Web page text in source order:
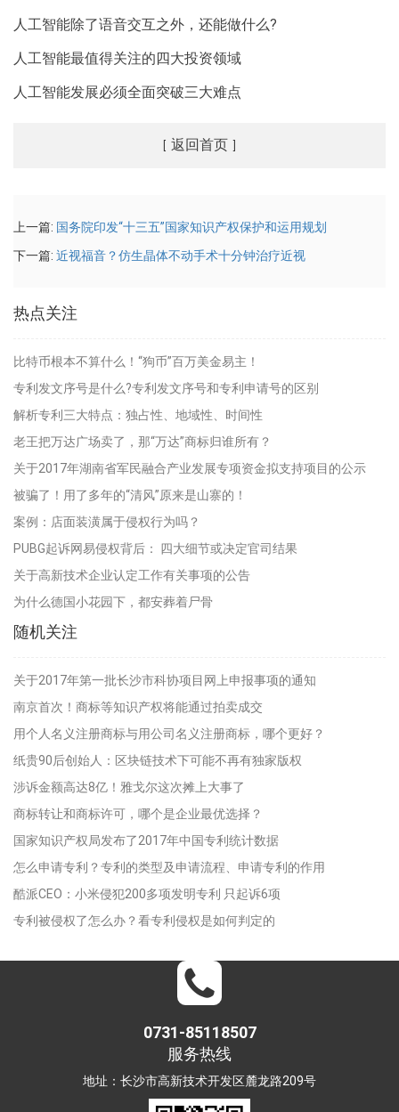
人工智能除了语音交互之外，还能做什么?
人工智能最值得关注的四大投资领域
人工智能发展必须全面突破三大难点
返回首页
上一篇: 国务院印发“十三五”国家知识产权保护和运用规划
下一篇: 近视福音？仿生晶体不动手术十分钟治疗近视
热点关注
比特币根本不算什么！“狗币”百万美金易主！
专利发文序号是什么?专利发文序号和专利申请号的区别
解析专利三大特点：独占性、地域性、时间性
老王把万达广场卖了，那“万达”商标归谁所有？
关于2017年湖南省军民融合产业发展专项资金拟支持项目的公示
被骗了！用了多年的“清风”原来是山寨的！
案例：店面装潢属于侵权行为吗？
PUBG起诉网易侵权背后： 四大细节或决定官司结果
关于高新技术企业认定工作有关事项的公告
为什么德国小花园下，都安葬着尸骨
随机关注
关于2017年第一批长沙市科协项目网上申报事项的通知
南京首次！商标等知识产权将能通过拍卖成交
用个人名义注册商标与用公司名义注册商标，哪个更好？
纸贵90后创始人：区块链技术下可能不再有独家版权
涉诉金额高达8亿！雅戈尔这次摊上大事了
商标转让和商标许可，哪个是企业最优选择？
国家知识产权局发布了2017年中国专利统计数据
怎么申请专利？专利的类型及申请流程、申请专利的作用
酷派CEO：小米侵犯200多项发明专利 只起诉6项
专利被侵权了怎么办？看专利侵权是如何判定的
0731-85118507
服务热线
地址：长沙市高新技术开发区麓龙路209号